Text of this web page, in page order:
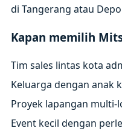
di Tangerang atau
Kapan memilih
Tim sales lintas kota
Keluarga dengan anak
Proyek lapangan multi-
Event kecil dengan